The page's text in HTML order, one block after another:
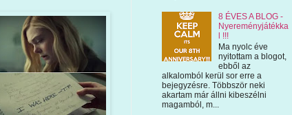
8 ÉVES A BLOG -
Nyereményjátékka
l !!!
Ma nyolc éve
nyitottam a blogot,
ebből az
alkalomból kerül sor erre a
bejegyzésre. Többször neki
akartam már állni kibeszélni
magamból, m...